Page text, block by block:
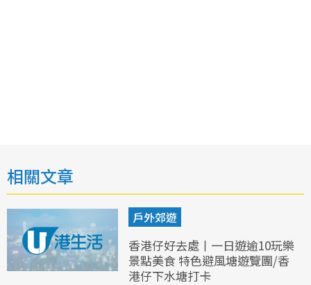
相關文章
戶外郊遊
香港仔好去處丨一日遊逾10玩樂
景點美食 特色避風塘遊覽團/香
港仔下水塘打卡